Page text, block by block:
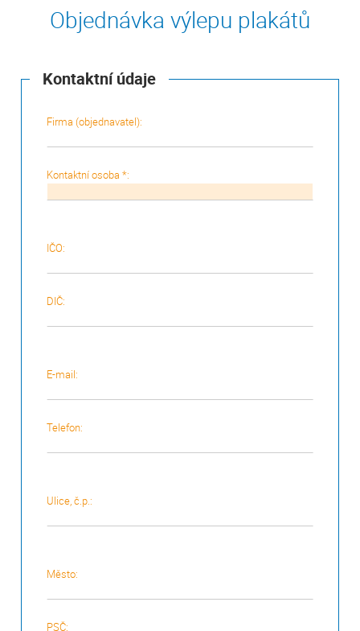
Objednávka výlepu plakátů
Kontaktní údaje
Firma (objednavatel):
Kontaktní osoba *:
IČO:
DIČ:
E-mail:
Telefon:
Ulice, č.p.:
Město:
PSČ: